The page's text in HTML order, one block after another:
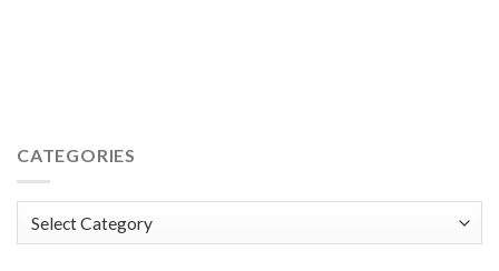
CATEGORIES
Categories